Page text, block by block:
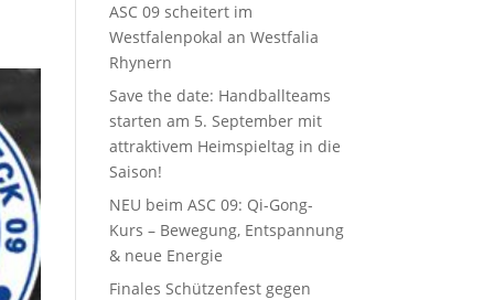
ASC 09 scheitert im
Westfalenpokal an Westfalia
Rhynern
Save the date: Handballteams
starten am 5. September mit
attraktivem Heimspieltag in die
Saison!
NEU beim ASC 09: Qi-Gong-
Kurs – Bewegung, Entspannung
& neue Energie
Finales Schützenfest gegen